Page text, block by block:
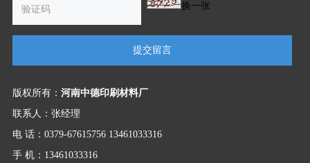
换一张
提交留言
版权所有： 河南中德印刷材料厂
联系人：张经理
电 话：0379-67615756 13461033316
手 机：13461033316